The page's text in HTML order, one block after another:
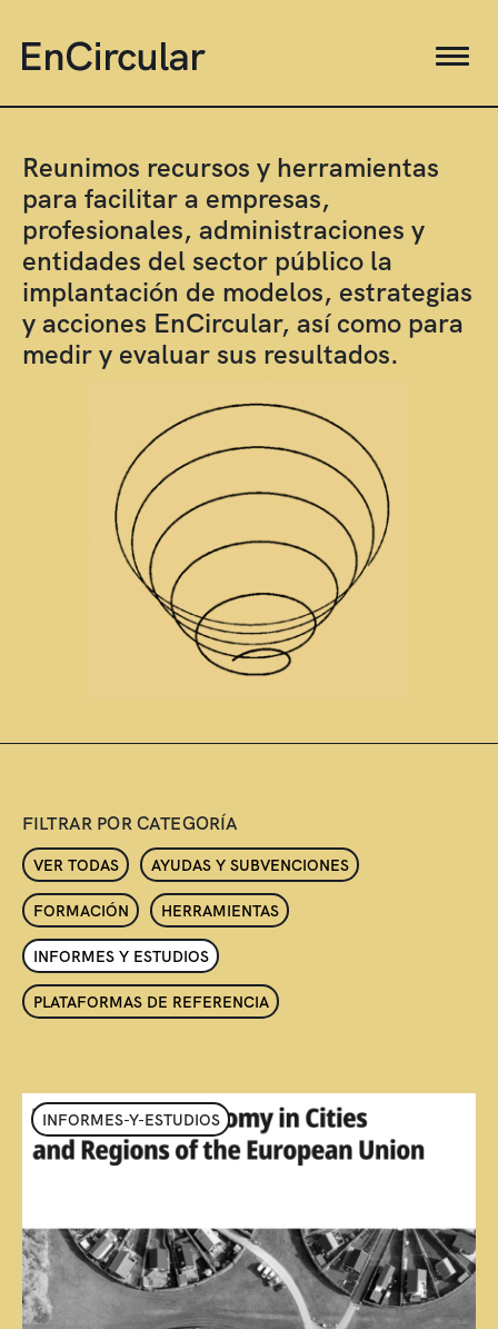
Reunimos recursos y herramientas
para facilitar a empresas,
profesionales, administraciones y
entidades del sector público la
implantación de modelos, estrategias
y acciones EnCircular, así como para
medir y evaluar sus resultados.
FILTRAR POR CATEGORÍA
VER TODAS AYUDAS Y SUBVENCIONES
FORMACIÓN HERRAMIENTAS
INFORMES Y ESTUDIOS
PLATAFORMAS DE REFERENCIA
INFORMES-Y-ESTUDIOS